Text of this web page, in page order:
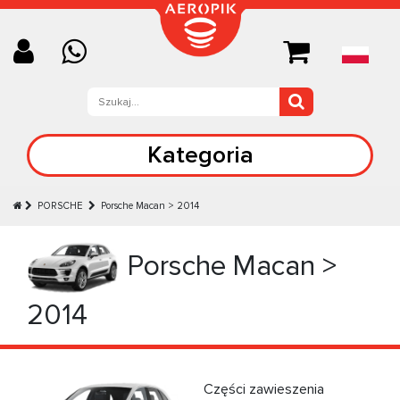
Kategoria
PORSCHE Porsche Macan > 2014
Porsche Macan >
2014
Części zawieszenia